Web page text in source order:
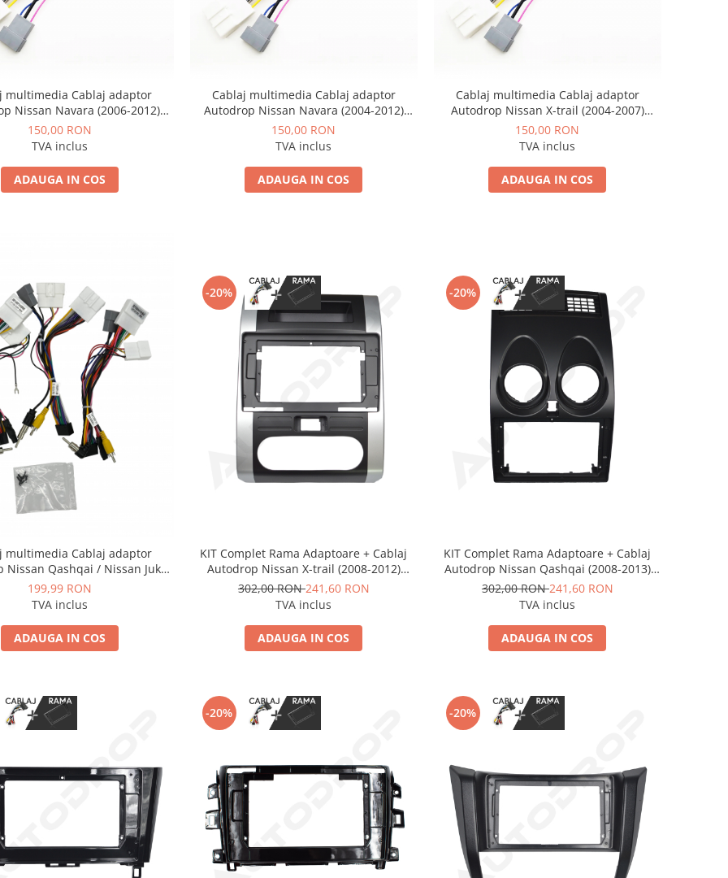
multimedia Cablaj adaptor
Nissan Navara (2006-2012)
Navigații multimedia Android
150,00 RON
TVA inclus
ADAUGA IN COS
Cablaj multimedia Cablaj adaptor
Autodrop Nissan Navara (2004-2012)
pentru Navigații multimedia Android
150,00 RON
TVA inclus
ADAUGA IN COS
Cablaj multimedia Cablaj adaptor
Autodrop Nissan X-trail (2004-2007)
pentru Navigații multimedia Android
150,00 RON
TVA inclus
ADAUGA IN COS
multimedia Cablaj adaptor
Nissan Qashqai / Nissan Juke
cu camera spate, 360 si BOSE
Navigații multimedia Android
199,99 RON
TVA inclus
ADAUGA IN COS
-20%
KIT Complet Rama Adaptoare + Cablaj
Autodrop Nissan X-trail (2008-2012)
pentru Navigatie Multimedia Android
10.1 inch
302,00 RON241,60 RON
TVA inclus
ADAUGA IN COS
-20%
KIT Complet Rama Adaptoare + Cablaj
Autodrop Nissan Qashqai (2008-2013)
pentru Navigatie Multimedia Android 9
inch
302,00 RON241,60 RON
TVA inclus
ADAUGA IN COS
-20% -20%